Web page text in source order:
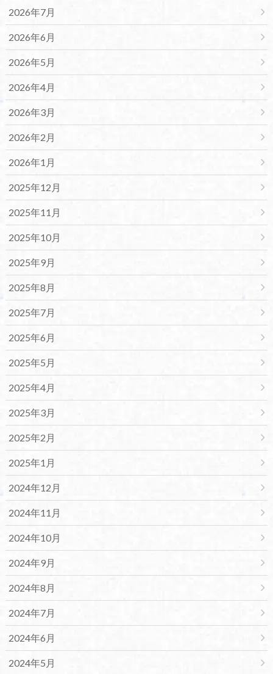
2026年7月
2026年6月
2026年5月
2026年4月
2026年3月
2026年2月
2026年1月
2025年12月
2025年11月
2025年10月
2025年9月
2025年8月
2025年7月
2025年6月
2025年5月
2025年4月
2025年3月
2025年2月
2025年1月
2024年12月
2024年11月
2024年10月
2024年9月
2024年8月
2024年7月
2024年6月
2024年5月